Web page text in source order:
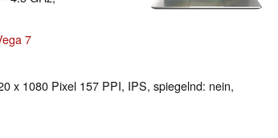
7
x 1080 Pixel 157 PPI, IPS, spiegelnd: nein,